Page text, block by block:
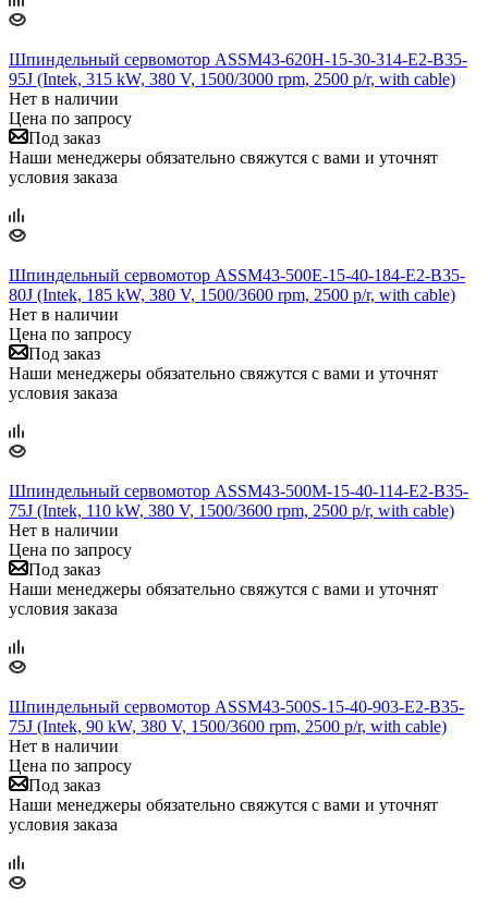
Шпиндельный сервомотор ASSM43-620H-15-30-314-E2-B35-
95J (Intek, 315 kW, 380 V, 1500/3000 rpm, 2500 p/r, with cable)
Нет в наличии
Цена по запросу
Под заказ
Наши менеджеры обязательно свяжутся с вами и уточнят
условия заказа
Шпиндельный сервомотор ASSM43-500E-15-40-184-E2-B35-
80J (Intek, 185 kW, 380 V, 1500/3600 rpm, 2500 p/r, with cable)
Нет в наличии
Цена по запросу
Под заказ
Наши менеджеры обязательно свяжутся с вами и уточнят
условия заказа
Шпиндельный сервомотор ASSM43-500M-15-40-114-E2-B35-
75J (Intek, 110 kW, 380 V, 1500/3600 rpm, 2500 p/r, with cable)
Нет в наличии
Цена по запросу
Под заказ
Наши менеджеры обязательно свяжутся с вами и уточнят
условия заказа
Шпиндельный сервомотор ASSM43-500S-15-40-903-E2-B35-
75J (Intek, 90 kW, 380 V, 1500/3600 rpm, 2500 p/r, with cable)
Нет в наличии
Цена по запросу
Под заказ
Наши менеджеры обязательно свяжутся с вами и уточнят
условия заказа